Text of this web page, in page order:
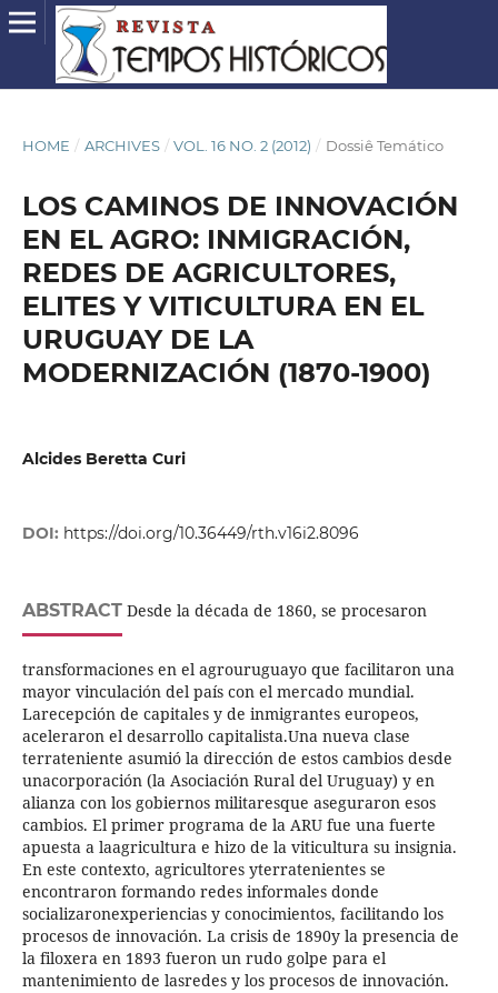
HOME / ARCHIVES / VOL. 16 NO. 2 (2012) / Dossiê Temático
LOS CAMINOS DE INNOVACIÓN
EN EL AGRO: INMIGRACIÓN,
REDES DE AGRICULTORES,
ELITES Y VITICULTURA EN EL
URUGUAY DE LA
MODERNIZACIÓN (1870-1900)
Alcides Beretta Curi
DOI: https://doi.org/10.36449/rth.v16i2.8096
ABSTRACTDesde la década de 1860, se procesaron
transformaciones en el agrouruguayo que facilitaron una
mayor vinculación del país con el mercado mundial.
Larecepción de capitales y de inmigrantes europeos,
aceleraron el desarrollo capitalista.Una nueva clase
terrateniente asumió la dirección de estos cambios desde
unacorporación (la Asociación Rural del Uruguay) y en
alianza con los gobiernos militaresque aseguraron esos
cambios. El primer programa de la ARU fue una fuerte
apuesta a laagricultura e hizo de la viticultura su insignia.
En este contexto, agricultores yterratenientes se
encontraron formando redes informales donde
socializaronexperiencias y conocimientos, facilitando los
procesos de innovación. La crisis de 1890y la presencia de
la filoxera en 1893 fueron un rudo golpe para el
mantenimiento de lasredes y los procesos de innovación.